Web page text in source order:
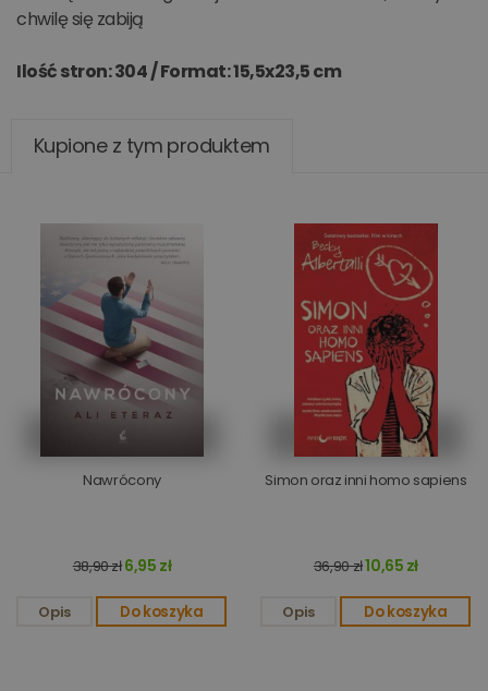
chwilę się zabiją
Ilość stron: 304 /Format: 15,5x23,5 cm
Kupione z tym produktem
Nawrócony
38,90 zł6,95 zł
Opis Do koszyka
Simon oraz inni homo sapiens
36,90 zł10,65 zł
Opis Do koszyka